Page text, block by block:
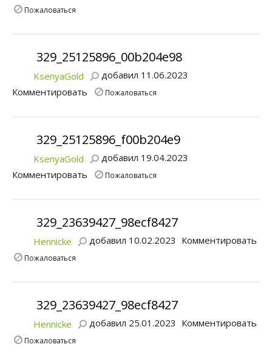
Пожаловаться
329_25125896_00b204e98
KsenyaGold
добавил 11.06.2023
Комментировать
Пожаловаться
329_25125896_f00b204e9
KsenyaGold
добавил 19.04.2023
Комментировать
Пожаловаться
329_23639427_98ecf8427
Hennicke добавил 10.02.2023 Комментировать
Пожаловаться
329_23639427_98ecf8427
Hennicke добавил 25.01.2023 Комментировать
Пожаловаться